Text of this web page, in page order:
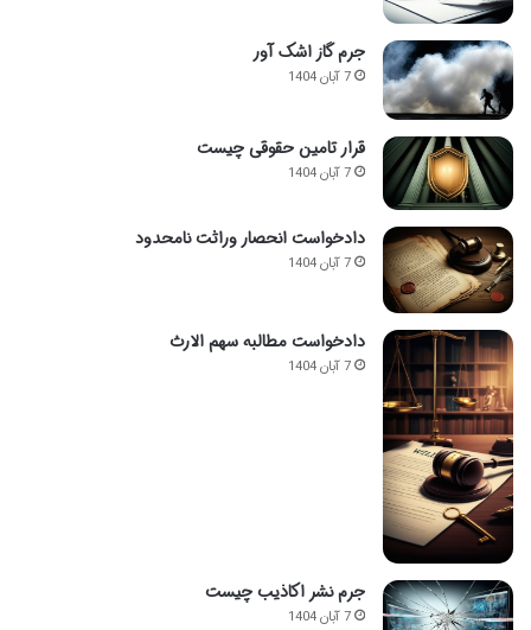
جرم گاز اشک آور
7 آبان 1404
قرار تامین حقوقی چیست
7 آبان 1404
دادخواست انحصار وراثت نامحدود
7 آبان 1404
دادخواست مطالبه سهم الارث
7 آبان 1404
جرم نشر اکاذیب چیست
7 آبان 1404